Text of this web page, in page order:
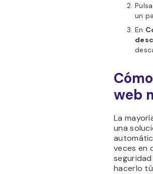
un
En
web
La
una
veces en
hacerlo